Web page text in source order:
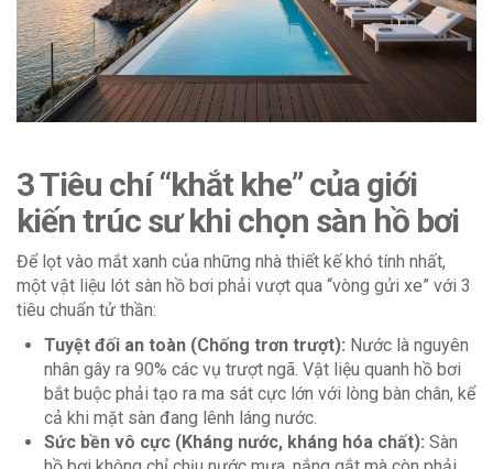
3 Tiêu chí “khắt khe” của giới
kiến trúc sư khi chọn sàn hồ bơi
Để lọt vào mắt xanh của những nhà thiết kế khó tính nhất,
một vật liệu lót sàn hồ bơi phải vượt qua “vòng gửi xe” với 3
tiêu chuẩn tử thần:
Tuyệt đối an toàn (Chống trơn trượt): Nước là nguyên
nhân gây ra 90% các vụ trượt ngã. Vật liệu quanh hồ bơi
bắt buộc phải tạo ra ma sát cực lớn với lòng bàn chân, kể
cả khi mặt sàn đang lênh láng nước.
Sức bền vô cực (Kháng nước, kháng hóa chất): Sàn